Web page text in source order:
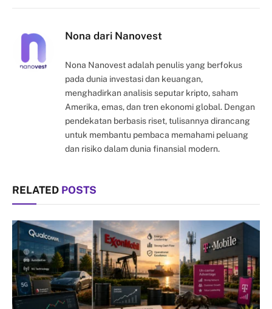
Nona dari Nanovest
Nona Nanovest adalah penulis yang berfokus
pada dunia investasi dan keuangan,
menghadirkan analisis seputar kripto, saham
Amerika, emas, dan tren ekonomi global. Dengan
pendekatan berbasis riset, tulisannya dirancang
untuk membantu pembaca memahami peluang
dan risiko dalam dunia finansial modern.
RELATED POSTS